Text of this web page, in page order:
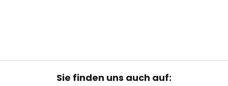
Sie finden uns auch auf: